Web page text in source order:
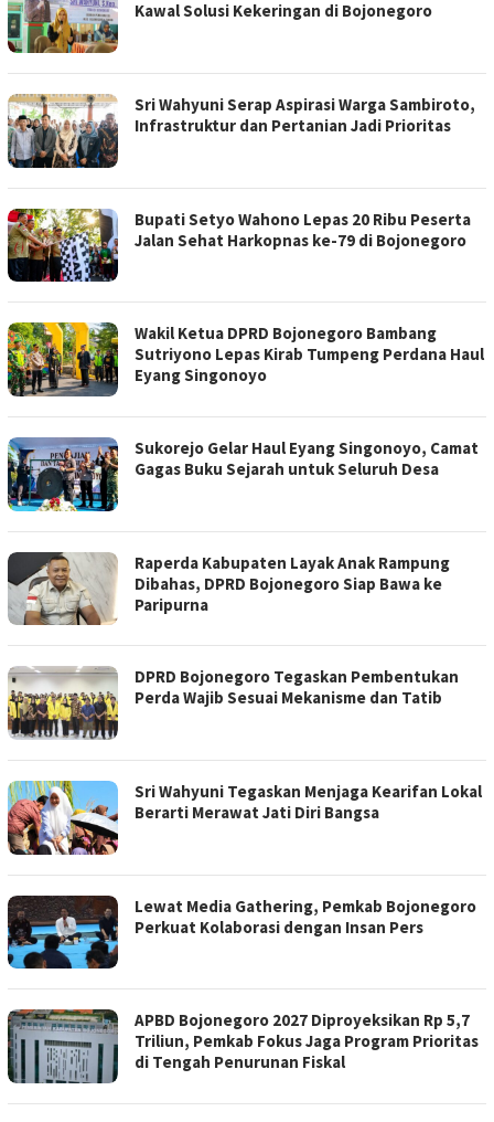
Kawal Solusi Kekeringan di Bojonegoro
Sri Wahyuni Serap Aspirasi Warga Sambiroto,
Infrastruktur dan Pertanian Jadi Prioritas
Bupati Setyo Wahono Lepas 20 Ribu Peserta
Jalan Sehat Harkopnas ke-79 di Bojonegoro
Wakil Ketua DPRD Bojonegoro Bambang
Sutriyono Lepas Kirab Tumpeng Perdana Haul
Eyang Singonoyo
Sukorejo Gelar Haul Eyang Singonoyo, Camat
Gagas Buku Sejarah untuk Seluruh Desa
Raperda Kabupaten Layak Anak Rampung
Dibahas, DPRD Bojonegoro Siap Bawa ke
Paripurna
DPRD Bojonegoro Tegaskan Pembentukan
Perda Wajib Sesuai Mekanisme dan Tatib
Sri Wahyuni Tegaskan Menjaga Kearifan Lokal
Berarti Merawat Jati Diri Bangsa
Lewat Media Gathering, Pemkab Bojonegoro
Perkuat Kolaborasi dengan Insan Pers
APBD Bojonegoro 2027 Diproyeksikan Rp 5,7
Triliun, Pemkab Fokus Jaga Program Prioritas
di Tengah Penurunan Fiskal